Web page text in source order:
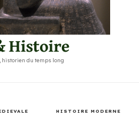
Histoire
historien du temps long
HISTOIRE MODERNE